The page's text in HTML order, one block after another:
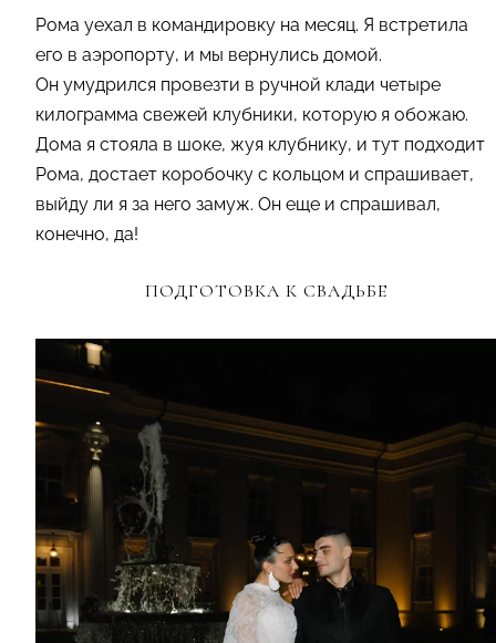
Рома уехал в командировку на месяц. Я встретила
его в аэропорту, и мы вернулись домой.
Он умудрился провезти в ручной клади четыре
килограмма свежей клубники, которую я обожаю.
Дома я стояла в шоке, жуя клубнику, и тут подходит
Рома, достает коробочку с кольцом и спрашивает,
выйду ли я за него замуж. Он еще и спрашивал,
конечно, да!
ПОДГОТОВКА К СВАДЬБЕ